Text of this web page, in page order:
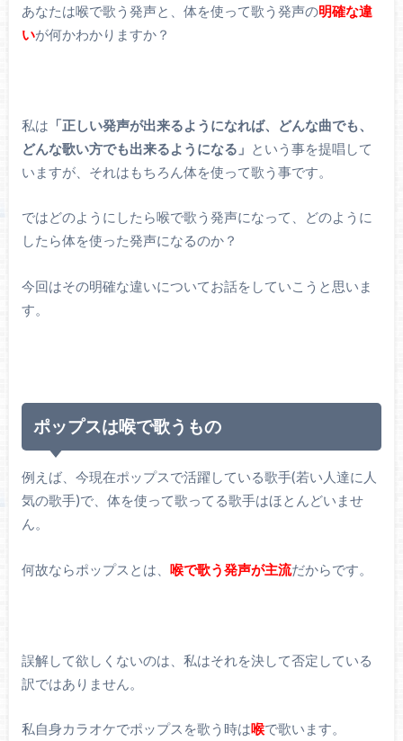
あなたは喉で歌う発声と、体を使って歌う発声の明確な違
いが何かわかりますか？
私は 「正しい発声が出来るようになれば、どんな曲でも、
どんな歌い方でも出来るようになる」 という事を提唱して
いますが、それはもちろん体を使って歌う事です。
ではどのようにしたら喉で歌う発声になって、どのように
したら体を使った発声になるのか？
今回はその明確な違いについてお話をしていこうと思いま
す。
ポップスは喉で歌うもの
例えば、今現在ポップスで活躍している歌手(若い人達に人
気の歌手)で、体を使って歌ってる歌手はほとんどいませ
ん。
何故ならポップスとは、 喉で歌う発声が主流だからです。
誤解して欲しくないのは、私はそれを決して否定している
訳ではありません。
私自身カラオケでポップスを歌う時は喉で歌います。